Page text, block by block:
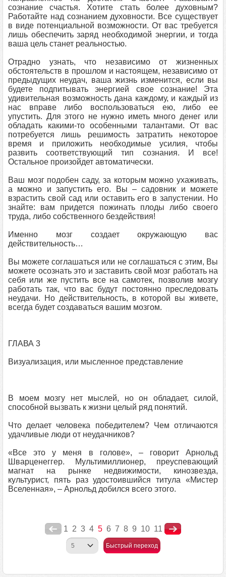
сознание счастья. Хотите стать более духовным?
Работайте над сознанием духовности. Все существует
в виде потенциальной возможности. От вас требуется
лишь обеспечить заряд необходимой энергии, и тогда
ваша цель станет реальностью.
Отрадно узнать, что независимо от жизненных
обстоятельств в прошлом и настоящем, независимо от
предыдущих неудач, ваша жизнь изменится, если вы
будете подпитывать энергией свое сознание! Эта
удивительная возможность дана каждому, и каждый из
нас вправе либо воспользоваться ею, либо ее
упустить. Для этого не нужно иметь много денег или
обладать какими-то особенными талантами. От вас
потребуется лишь решимость затратить некоторое
время и приложить необходимые усилия, чтобы
развить соответствующий тип сознания. И все!
Остальное произойдет автоматически.
Ваш мозг подобен саду, за которым можно ухаживать,
а можно и запустить его. Вы – садовник и можете
взрастить свой сад или оставить его в запустении. Но
знайте: вам придется пожинать плоды либо своего
труда, либо собственного бездействия!
Именно мозг создает окружающую вас
действительность…
Вы можете соглашаться или не соглашаться с этим, Вы
можете осознать это и заставить свой мозг работать на
себя или же пустить все на самотек, позволив мозгу
работать так, что вас будут постоянно преследовать
неудачи. Но действительность, в которой вы живете,
всегда будет создаваться вашим мозгом.
ГЛАВА 3
Визуализация, или мысленное представление
В моем мозгу нет мыслей, но он обладает, силой,
способной вызвать к жизни целый ряд понятий.
Что делает человека победителем? Чем отличаются
удачливые люди от неудачников?
«Все это у меня в голове», – говорит Арнольд
Шварценеггер. Мультимиллионер, преуспевающий
магнат на рынке недвижимости, кинозвезда,
культурист, пять раз удостоившийся титула «Мистер
Вселенная», – Арнольд добился всего этого.
1 2 3 4 5 6 7 8 9 10 11
Быстрый переход